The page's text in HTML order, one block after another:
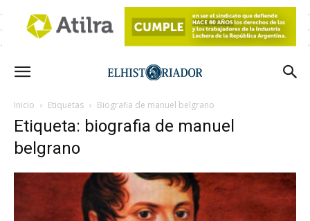
Inicio Etiquetas Biografia de manuel belgrano
Etiqueta: biografia de manuel
belgrano